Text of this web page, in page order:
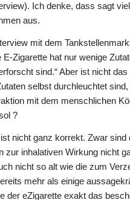
Ich denke, dass sagt
aus.
mit dem
E-Zigarette hat nur wenige
sind.“ Aber ist nicht das
selbst durchleuchtet sind,
mit dem menschlichen
?
nicht ganz korrekt. Zwar sind
zur inhalativen Wirkung nicht
nicht so alt wie die zum
mehr als einige
der eZigarette exakt das